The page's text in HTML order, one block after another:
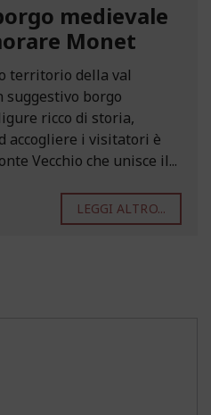
medievale
Monet
territorio della val
suggestivo borgo
ricco di storia,
accogliere i visitatori è
Vecchio che unisce il...
LEGGI ALTRO...